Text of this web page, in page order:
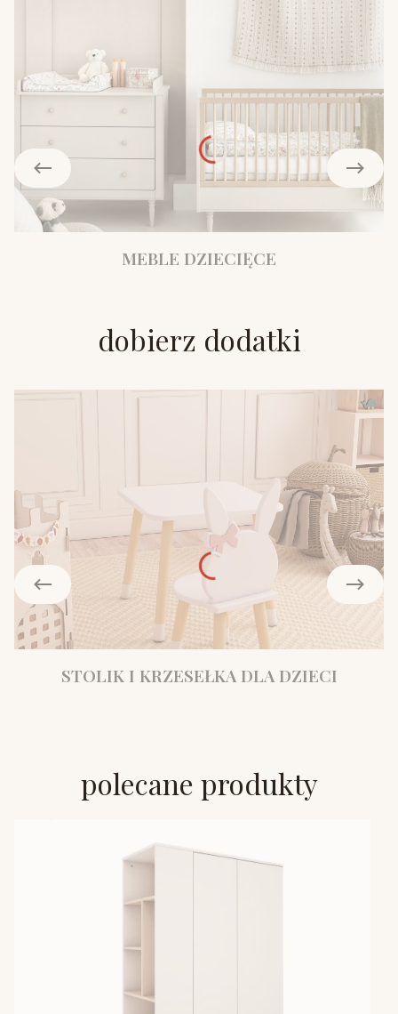
MEBLE DZIECIĘCE
dobierz dodatki
STOLIK I KRZESEŁKA DLA DZIECI
polecane produkty